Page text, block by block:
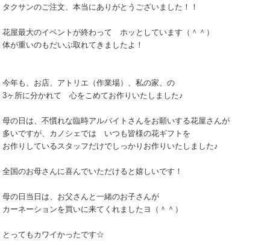
タクサンのご注文、本当にありがとうございました！！
花屋最大のイベントが終わって ホッとしています（＾＾）
体が重いのもだいぶ取れてきましたよ！
今年も、お店、アトリエ（作業場）、私の家、の
3ヶ所に分かれて 心をこめてお作りいたしました♪
母の日は、不慣れな臨時アルバイトさんをお願いする花屋さんが
多いですが、カノシェでは いつも皆様の花ギフトを
お作りしているスタッフだけでしっかりお作りいたしました♪
全国のお母さんに喜んでいただけると嬉しいです！
母の日当日は、お父さんと一緒のお子さんが
カーネーションを買いに来てくれましたヨ（＾＾）
とってもカワイかったです☆